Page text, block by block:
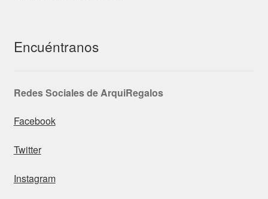
Encuéntranos
Redes Sociales de ArquiRegalos
Facebook
Twitter
Instagram